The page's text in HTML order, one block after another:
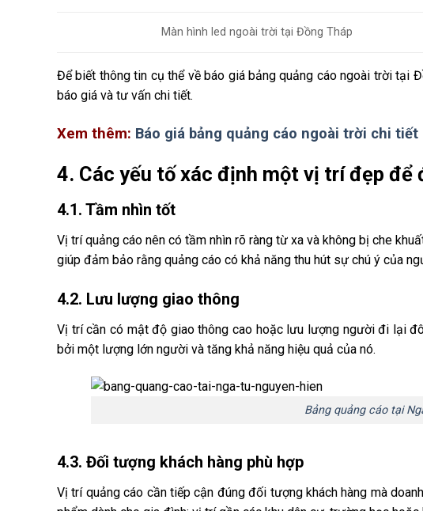
Màn hình led ngoài trời tại Đồng Tháp
Để biết thông tin cụ thể về báo giá bảng quảng cáo ngoài trời tại
báo giá và tư vấn chi tiết.
Xem thêm: Báo giá bảng quảng cáo ngoài trời chi tiết
4. Các yếu tố xác định một vị trí đẹp để
4.1. Tầm nhìn tốt
Vị trí quảng cáo nên có tầm nhìn rõ ràng từ xa và không bị che
giúp đảm bảo rằng quảng cáo có khả năng thu hút sự chú ý của
4.2. Lưu lượng giao thông
Vị trí cần có mật độ giao thông cao hoặc lưu lượng người đi lại
bởi một lượng lớn người và tăng khả năng hiệu quả của nó.
Bảng quảng cáo tại
4.3. Đối tượng khách hàng phù hợp
Vị trí quảng cáo cần tiếp cận đúng đối tượng khách hàng mà